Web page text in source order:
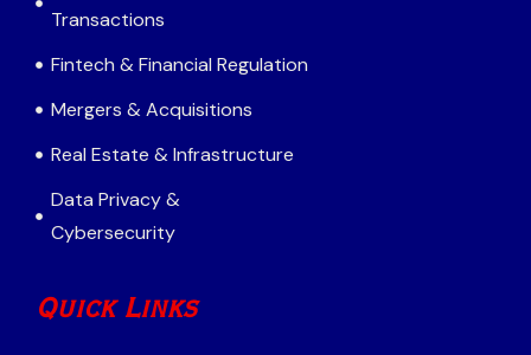
Transactions
Fintech & Financial Regulation
Mergers & Acquisitions
Real Estate & Infrastructure
Data Privacy &
Cybersecurity
Quick Links